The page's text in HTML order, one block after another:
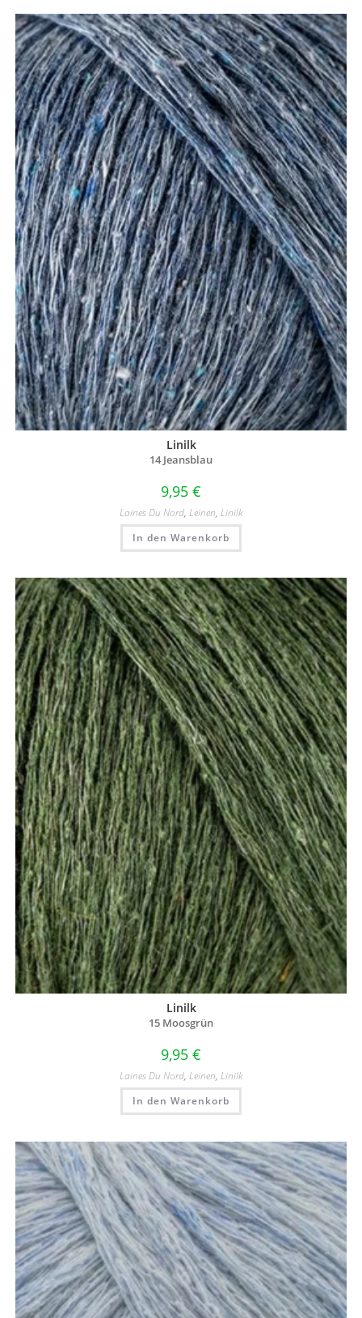
Linilk
14 Jeansblau
9,95 €
Laines Du Nord, Leinen, Linilk
In den Warenkorb
Linilk
15 Moosgrün
9,95 €
Laines Du Nord, Leinen, Linilk
In den Warenkorb